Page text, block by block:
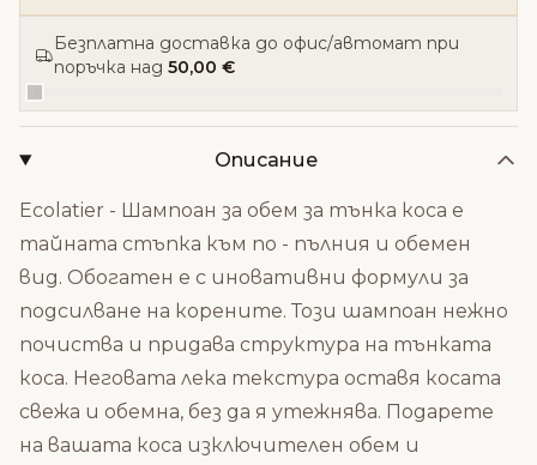
Безплатна доставка до офис/автомат при
поръчка над 50,00 €
Описание
Ecolatier - Шампоан за обем за тънка коса е
тайната стъпка към по - пълния и обемен
вид. Обогатен е с иновативни формули за
подсилване на корените. Този шампоан нежно
почиства и придава структура на тънката
коса. Неговата лека текстура оставя косата
свежа и обемна, без да я утежнява. Подарете
на вашата коса изключителен обем и